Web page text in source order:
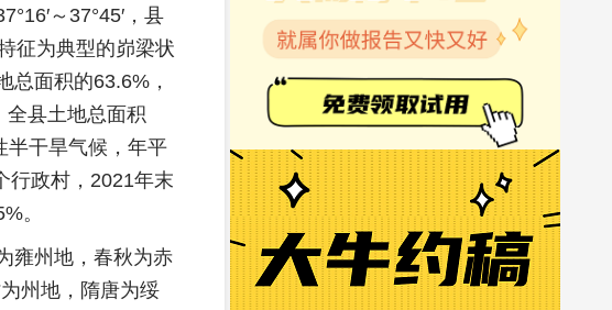
～37°45′，县
征为典型的峁梁状
总面积的63.6%，
全县土地总面积
半干旱气候，年平
行政村，2021年末
。
雍州地，春秋为赤
州地，隋唐为绥